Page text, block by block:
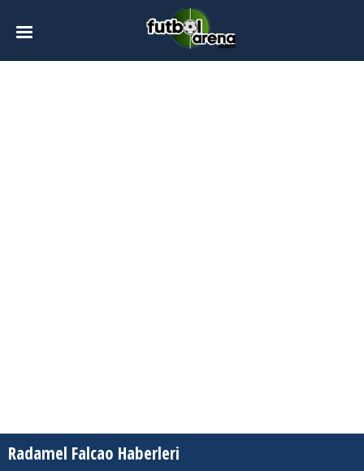
Radamel Falcao Haberleri